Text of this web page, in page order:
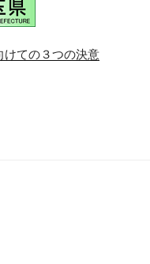
けての３つの決意